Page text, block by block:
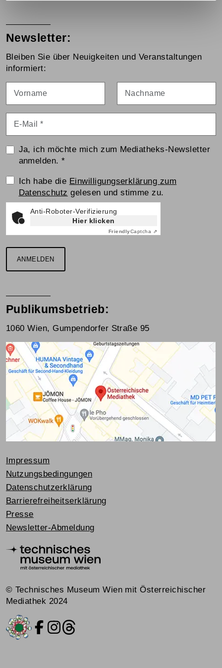
Newsletter:
Bleiben Sie über Neuigkeiten und Veranstaltungen
informiert:
Ja, ich möchte mich zum Mediatheks-Newsletter
anmelden.*
Einwilligungserklärung
Ich habe die Einwilligungserklärung zum
Datenschutz gelesen und stimme zu.
Anti-Roboter-Verifizierung
Hier klicken
FriendlyCaptcha ⇗
ANMELDEN
Publikumsbetrieb:
1060 Wien, Gumpendorfer Straße 95
Impressum
Nutzungsbedingungen
Datenschutzerklärung
Barrierefreiheitserklärung
Presse
Newsletter-Abmeldung
© Technisches Museum Wien mit Österreichischer
Mediathek 2024